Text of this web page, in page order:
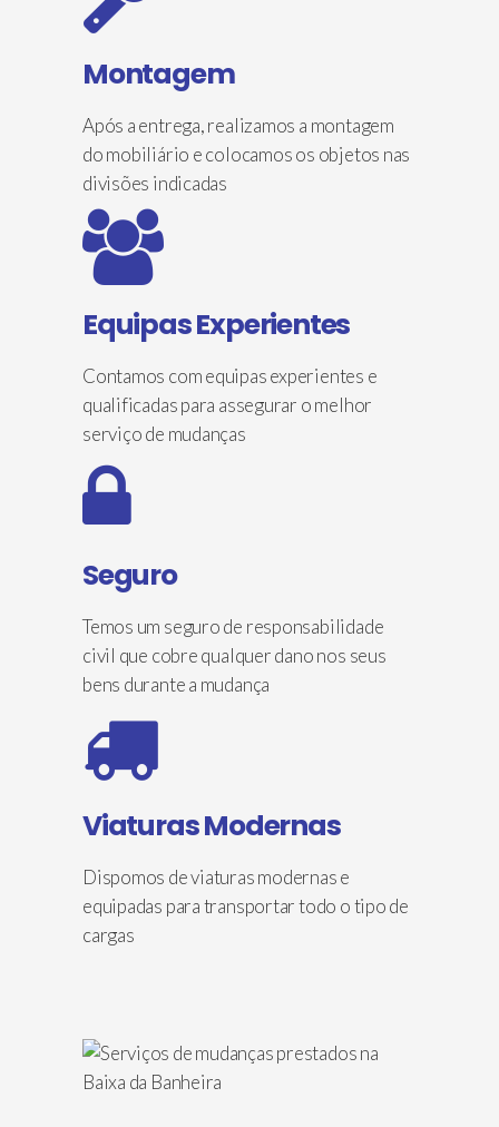
Montagem
Após a entrega, realizamos a montagem
do mobiliário e colocamos os objetos nas
divisões indicadas
Equipas Experientes
Contamos com equipas experientes e
qualificadas para assegurar o melhor
serviço de mudanças
Seguro
Temos um seguro de responsabilidade
civil que cobre qualquer dano nos seus
bens durante a mudança
Viaturas Modernas
Dispomos de viaturas modernas e
equipadas para transportar todo o tipo de
cargas